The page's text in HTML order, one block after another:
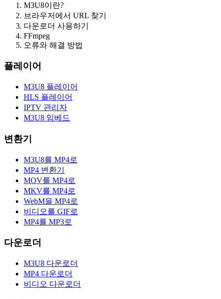
M3U8이란?
브라우저에서 URL 찾기
다운로더 사용하기
FFmpeg
오류와 해결 방법
플레이어
M3U8 플레이어
HLS 플레이어
IPTV 관리자
M3U8 임베드
변환기
M3U8를 MP4로
MP4 변환기
MOV를 MP4로
MKV를 MP4로
WebM을 MP4로
비디오를 GIF로
MP4를 MP3로
다운로더
M3U8 다운로더
MP4 다운로더
비디오 다운로더